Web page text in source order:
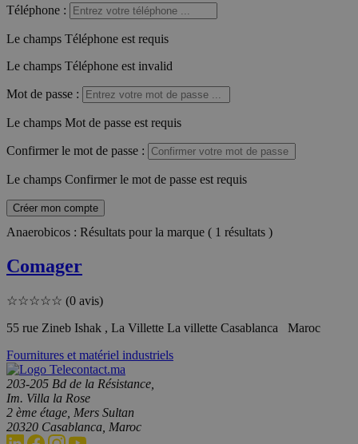
Téléphone :
Le champs Téléphone est requis
Le champs Téléphone est invalid
Mot de passe :
Le champs Mot de passe est requis
Confirmer le mot de passe :
Le champs Confirmer le mot de passe est requis
Créer mon compte
Anaerobicos : Résultats pour la marque ( 1 résultats )
Comager
☆☆☆☆☆ (0 avis)
55 rue Zineb Ishak , La Villette La villette Casablanca Maroc
Fournitures et matériel industriels
203-205 Bd de la Résistance,
Im. Villa la Rose
2 ème étage, Mers Sultan
20320 Casablanca, Maroc